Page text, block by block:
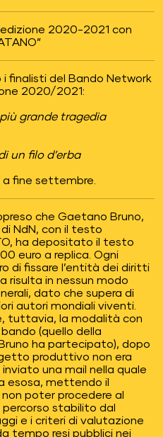
2020-2021 con
finalisti del Bando Network
2020/2021:
grande tragedia
un filo d’erba
a fine settembre.
che Gaetano Bruno,
NdN, con il testo
ha depositato il testo
euro a replica. Ogni
di fissare l’entità dei diritti
risulta in nessun modo
dato che supera di
autori mondiali viventi.
tuttavia, la modalità con
(quello della
ha partecipato), dopo
produttivo non era
una mail nella quale
esosa, mettendo il
poter procedere al
stabilito dal
e i criteri di valutazione
tempo resi pubblici nei